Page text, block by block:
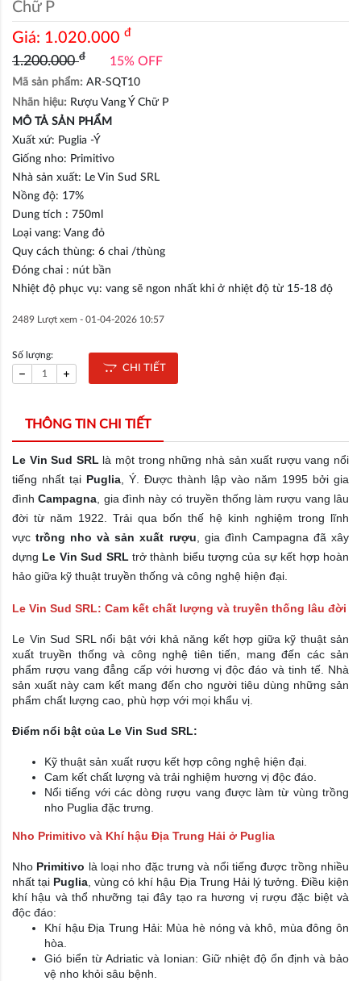
Chữ P
Giá: 1.020.000 đ
1.200.000đ 15% OFF
Mã sản phẩm: AR-SQT10
Nhãn hiệu: Rượu Vang Ý Chữ P
MÔ TẢ SẢN PHẨM
Xuất xứ: Puglia -Ý
Giống nho: Primitivo
Nhà sản xuất: Le Vin Sud SRL
Nồng độ: 17%
Dung tích : 750ml
Loại vang: Vang đỏ
Quy cách thùng: 6 chai /thùng
Đóng chai : nút bần
Nhiệt độ phục vụ: vang sẽ ngon nhất khi ở nhiệt độ từ 15-18 độ
2489 Lượt xem - 01-04-2026 10:57
Số lượng:
CHI TIẾT
THÔNG TIN CHI TIẾT
Le Vin Sud SRL là một trong những nhà sản xuất rượu vang nổi
tiếng nhất tại Puglia , Ý. Được thành lập vào năm 1995 bởi gia
đìnhCampagna , gia đình này có truyền thống làm rượu vang lâu
đời từ năm 1922. Trải qua bốn thế hệ kinh nghiệm trong lĩnh
vựctrồng nho và sản xuất rượu , gia đình Campagna đã xây
dựng Le Vin Sud SRL trở thành biểu tượng của sự kết hợp hoàn
hảo giữa kỹ thuật truyền thống và công nghệ hiện đại.
Le Vin Sud SRL: Cam kết chất lượng và truyền thống lâu đời
Le Vin Sud SRL nổi bật với khả năng kết hợp giữa kỹ thuật sản
xuất truyền thống và công nghệ tiên tiến, mang đến các sản
phẩm rượu vang đẳng cấp với hương vị độc đáo và tinh tế. Nhà
sản xuất này cam kết mang đến cho người tiêu dùng những sản
phẩm chất lượng cao, phù hợp với mọi khẩu vị.
Điểm nổi bật của Le Vin Sud SRL:
Kỹ thuật sản xuất rượu kết hợp công nghệ hiện đại.
Cam kết chất lượng và trải nghiệm hương vị độc đáo.
Nổi tiếng với các dòng rượu vang được làm từ vùng trồng
nho Puglia đặc trưng.
Nho Primitivo và Khí hậu Địa Trung Hải ở Puglia
Nho Primitivo là loại nho đặc trưng và nổi tiếng được trồng nhiều
nhất tại Puglia , vùng có khí hậu Địa Trung Hải lý tưởng. Điều kiện
khí hậu và thổ nhưỡng tại đây tạo ra hương vị rượu đặc biệt và
độc đáo:
Khí hậu Địa Trung Hải: Mùa hè nóng và khô, mùa đông ôn
hòa.
Gió biển từ Adriatic và Ionian: Giữ nhiệt độ ổn định và bảo
vệ nho khỏi sâu bệnh.